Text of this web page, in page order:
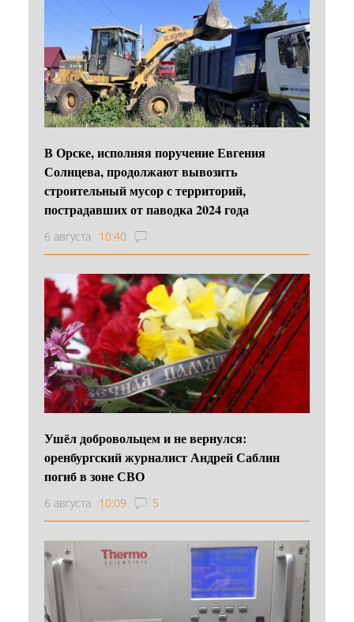
В Орске, исполняя поручение Евгения
Солнцева, продолжают вывозить
строительный мусор с территорий,
пострадавших от паводка 2024 года
6 августа 10:40
Ушёл добровольцем и не вернулся:
оренбургский журналист Андрей Саблин
погиб в зоне СВО
6 августа 10:09 5